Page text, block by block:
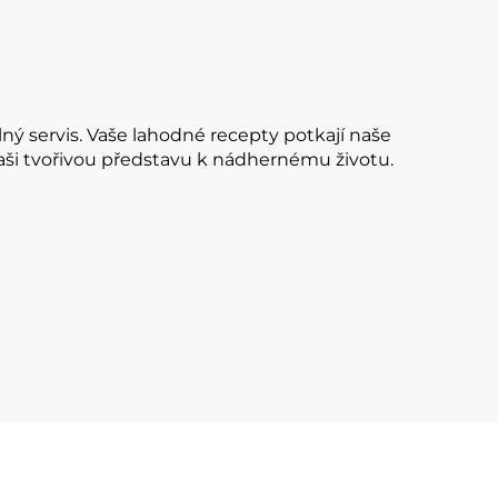
servis. Vaše lahodné recepty potkají naše
tvořivou představu k nádhernému životu.